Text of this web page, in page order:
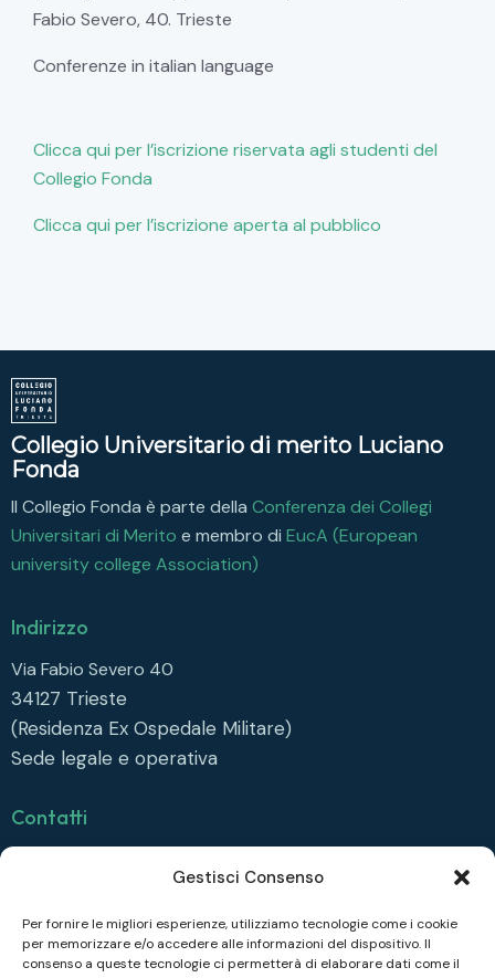
Gestisci Consenso
Per fornire le migliori esperienze, utilizziamo tecnologie come i cookie
per memorizzare e/o accedere alle informazioni del dispositivo. Il
consenso a queste tecnologie ci permetterà di elaborare dati come il
Fabio Severo, 40. Trieste
Conferenze in italian language
Clicca qui per l’iscrizione riservata agli studenti del
Collegio Fonda
Clicca qui per l’iscrizione aperta al pubblico
Collegio Universitario di merito Luciano
Fonda
Il Collegio Fonda è parte della Conferenza dei Collegi
Universitari di Merito e membro di EucA (European
university college Association)
Indirizzo
Via Fabio Severo 40
34127 Trieste
(Residenza Ex Ospedale Militare)
Sede legale e operativa
Contatti
Seguici su